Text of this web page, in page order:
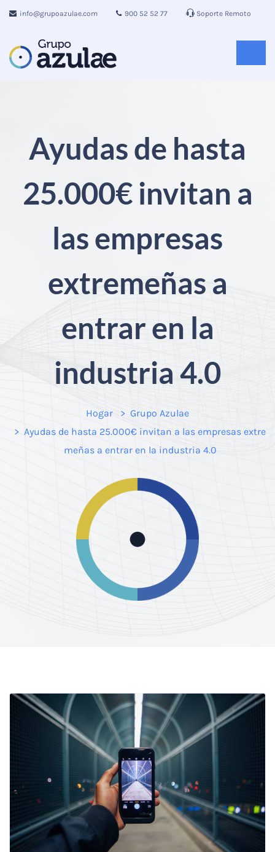
info@grupoazulae.com 900 52 52 77 Soporte Remoto
Ayudas de hasta
25.000€ invitan a
las empresas
extremeñas a
entrar en la
industria 4.0
Hogar
Grupo Azulae
Ayudas de hasta 25.000€ invitan a las empresas extre
meñas a entrar en la industria 4.0
base a cómo
se usa la web.
funcione lo
durante tu
visita. Si
rechaza estas
cookies,